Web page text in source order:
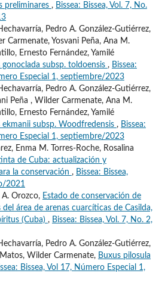
preliminares , Bissea: Bissea, Vol. 7, No.
Pedro A. González-Gutiérrez,
Carmenate, Yosvani Peña, Ana M.
Ernesto Fernández, Yamilé
gonoclada subsp. toldoensis , Bissea:
Especial 1, septiembre/2023
Pedro A. González-Gutiérrez,
Peña , Wilder Carmenate, Ana M.
Ernesto Fernández, Yamilé
ekmanii subsp. Woodfredensis , Bissea:
Especial 1, septiembre/2023
Enma M. Torres-Roche, Rosalina
de Cuba: actualización y
la conservación , Bissea: Bissea,
2021
A. Orozco, Estado de conservación de
del área de arenas cuarcíticas de Casilda,
(Cuba) , Bissea: Bissea, Vol. 7, No. 2,
Pedro A. González-Gutiérrez,
Wilder Carmenate, Buxus pilosula
Bissea, Vol 17, Número Especial 1,